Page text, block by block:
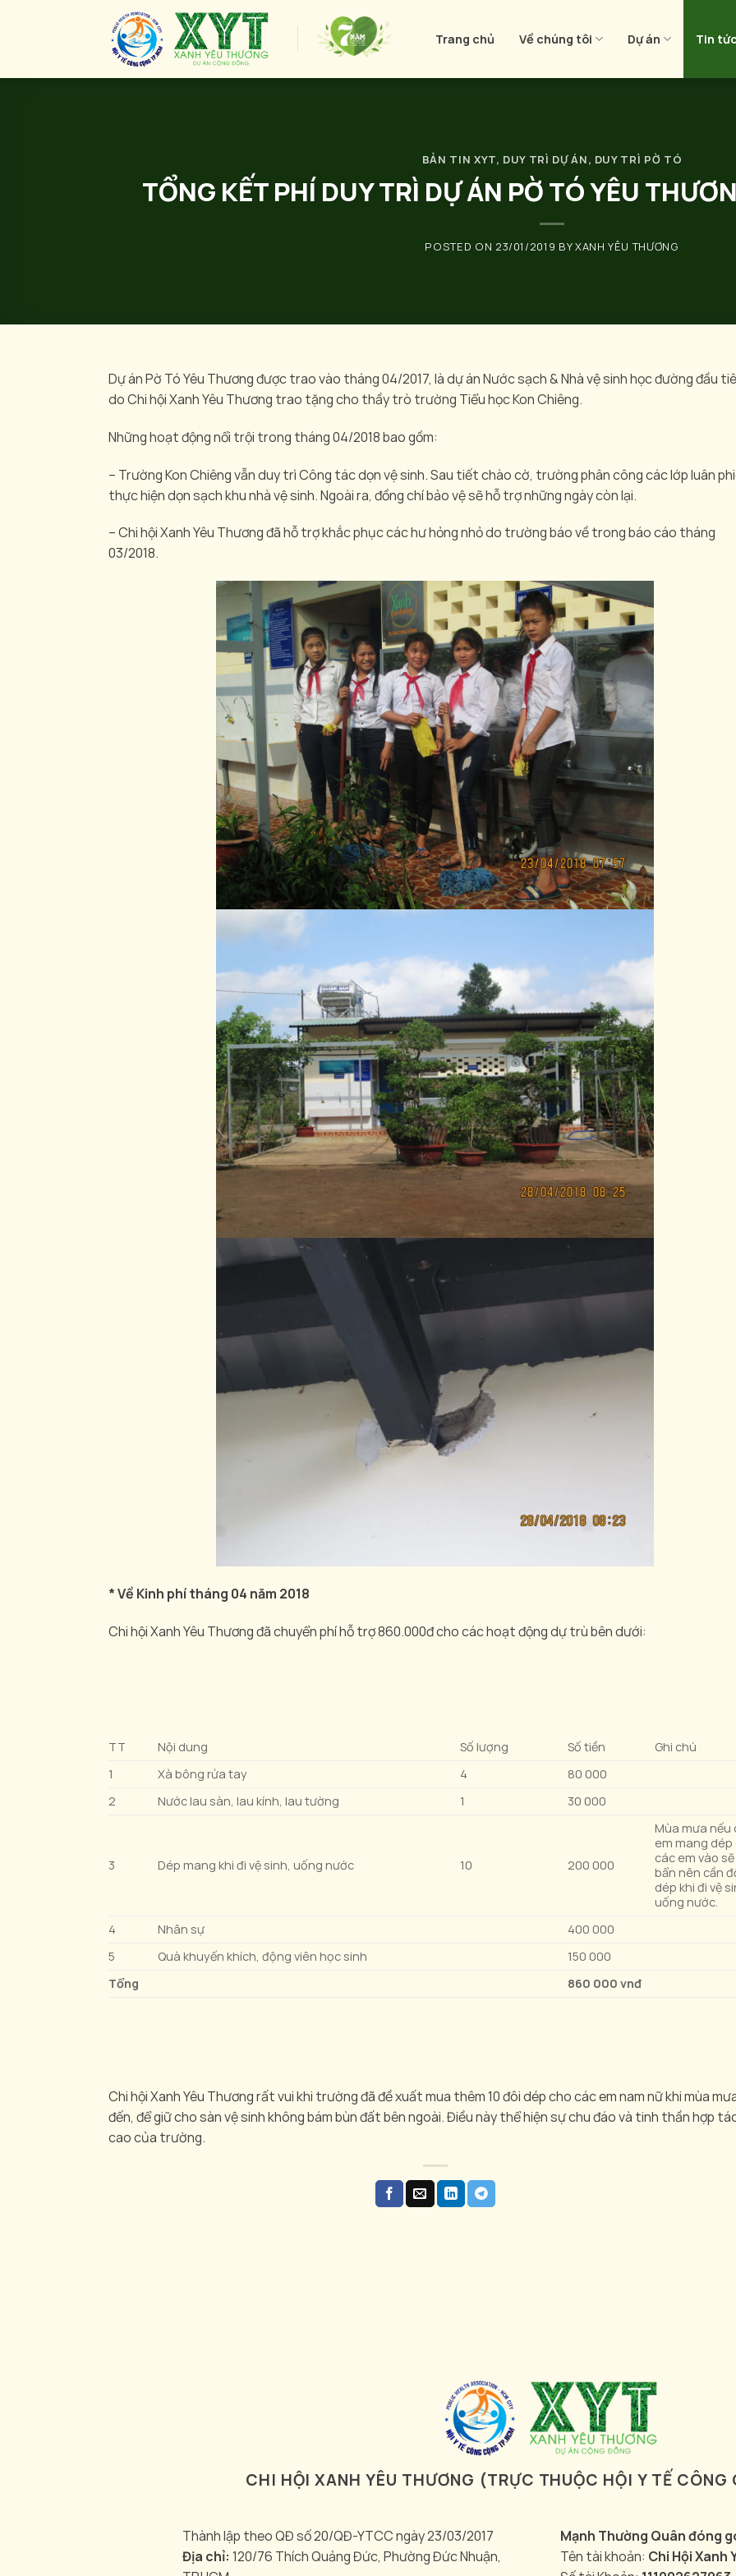
Trang chủ Về chúng tôi Dự án Tin
BẢN TIN XYT, DUY TRÌ DỰ ÁN, DUY TRÌ PỜ TÓ
TỔNG KẾT PHÍ DUY TRÌ DỰ ÁN PỜ TÓ YÊU
POSTED ON 23/01/2019 BYXANH YÊU THƯƠNG
Dự án Pờ Tó Yêu Thương được trao vào tháng 04/2017, là dự án Nước sạch & Nhà vệ sinh học đường đầu
do Chi hội Xanh Yêu Thương trao tặng cho thầy trò trường Tiểu học Kon Chiêng.
Những hoạt động nổi trội trong tháng 04/2018 bao gồm:
– Trường Kon Chiêng vẫn duy trì Công tác dọn vệ sinh. Sau tiết chào cờ, trường phân công các lớp luân
thực hiện dọn sạch khu nhà vệ sinh. Ngoài ra, đồng chí bảo vệ sẽ hỗ trợ những ngày còn lại.
– Chi hội Xanh Yêu Thương đã hỗ trợ khắc phục các hư hỏng nhỏ do trường báo về trong báo cáo tháng
03/2018.
* Về Kinh phí tháng 04 năm 2018
Chi hội Xanh Yêu Thương đã chuyển phí hỗ trợ 860.000đ cho các hoạt động dự trù bên dưới:
TT Nội dung Số lượng Số tiền
Ghi chú
1
Xà bông rửa tay 4
80 000
2
Nước lau sàn, lau kính, lau tường 1 30 000
3 Dép mang khi đi vệ sinh, uống nước 10 200 000
Mùa mưa nếu
em mang dép
các em vào
bẩn nên cần
dép khi đi vệ
uống nước.
4
Nhân sự
400 000
5
Quà khuyến khích, động viên học sinh
150 000
Tổng
860 000 vnđ
Chi hội Xanh Yêu Thương rất vui khi trường đã đề xuất mua thêm 10 đôi dép cho các em nam nữ khi mùa
đến, để giữ cho sàn vệ sinh không bám bùn đất bên ngoài. Điều này thể hiện sự chu đáo và tinh thần hợp
cao của trường.
CHI HỘI XANH YÊU THƯƠNG (TRỰC THUỘC HỘI Y TẾ CÔNG
Thành lập theo QĐ số 20/QĐ-YTCC ngày 23/03/2017
Địa chỉ: 120/76 Thích Quảng Đức, Phường Đức Nhuận,
Mạnh Thường Quân đóng
Tên tài khoản: Chi Hội Xanh